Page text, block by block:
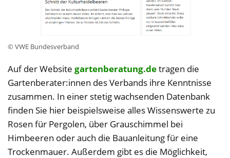
© VWE Bundesverband
Auf der Website gartenberatung.detragen die
Gartenberater:innen des Verbands ihre Kenntnisse
zusammen. In einer stetig wachsenden Datenbank
finden Sie hier beispielsweise alles Wissenswerte zu
Rosen für Pergolen, über Grauschimmel bei
Himbeeren oder auch die ­Bau­anleitung für eine
Trockenmauer. Außerdem gibt es die Möglichkeit,